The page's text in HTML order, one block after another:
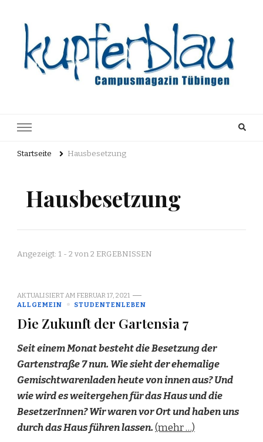
Archiv
Startseite Hausbesetzung
Hausbesetzung
Angezeigt: 1 - 2 von 2 ERGEBNISSEN
AKTUALISIERT AM FEBRUAR 17, 2021
ALLGEMEIN
STUDENTENLEBEN
Die Zukunft der Gartensia 7
Seit einem Monat besteht die Besetzung der
Gartenstraße 7 nun. Wie sieht der ehemalige
Gemischtwarenladen heute von innen aus? Und
wie wird es weitergehen für das Haus und die
BesetzerInnen? Wir waren vor Ort und haben uns
durch das Haus führen lassen.(mehr …)